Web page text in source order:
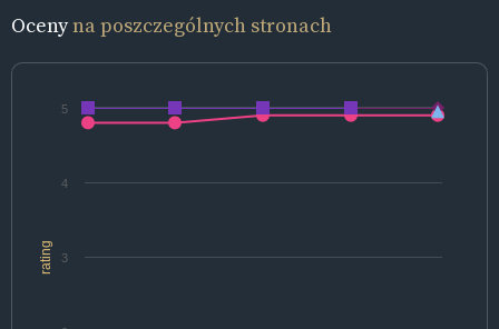
Ocenyna poszczególnych stronach
rating 3
4
5